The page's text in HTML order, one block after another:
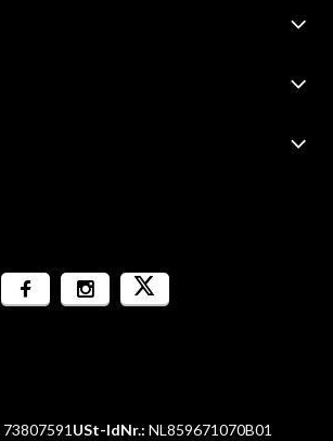
73807591 USt-IdNr.: NL859671070B01